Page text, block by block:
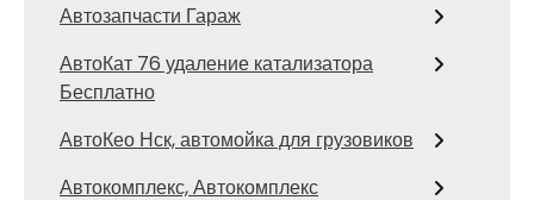
Автозапчасти Гараж
АвтоКат 76 удаление катализатора
Бесплатно
АвтоКео Нск, автомойка для грузовиков
Автокомплекс, Автокомплекс